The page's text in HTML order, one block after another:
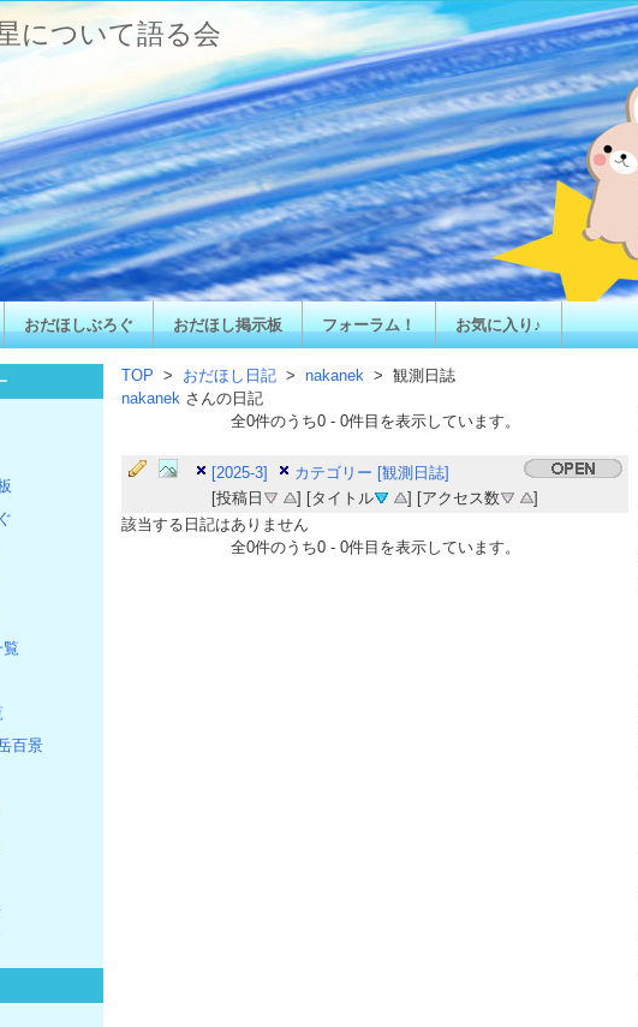
について語る会
おだほしぶろぐ おだほし掲示板 フォーラム！ お気に入り♪
TOP > おだほし日記 > nakanek > 観測日誌
nakanek さんの日記
全0件のうち0- 0件目を表示しています。
[2025-3]
カテゴリー [観測日誌]
[投稿日
] [タイトル ] [アクセス数
]
該当する日記はありません
全0件のうち0- 0件目を表示しています。
百景